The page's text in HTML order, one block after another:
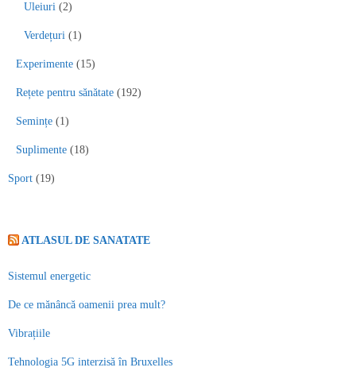
Uleiuri (2)
Verdețuri (1)
Experimente (15)
Rețete pentru sănătate (192)
Semințe (1)
Suplimente (18)
Sport (19)
ATLASUL DE SANATATE
Sistemul energetic
De ce mănâncă oamenii prea mult?
Vibrațiile
Tehnologia 5G interzisă în Bruxelles